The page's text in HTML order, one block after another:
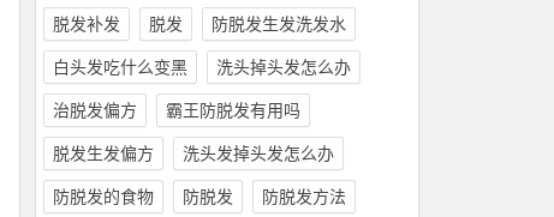
脱发补发 脱发 防脱发生发洗发水
白头发吃什么变黑 洗头掉头发怎么办
治脱发偏方 霸王防脱发有用吗
脱发生发偏方 洗头发掉头发怎么办
防脱发的食物 防脱发 防脱发方法